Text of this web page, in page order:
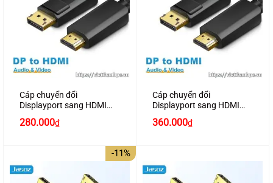
Cáp chuyển đổi
Displayport sang HDMI
hãng JASOZ A232
280.000₫
Cáp chuyển đổi
Displayport sang HDMI
hãng JASOZ A233
360.000₫
-11%